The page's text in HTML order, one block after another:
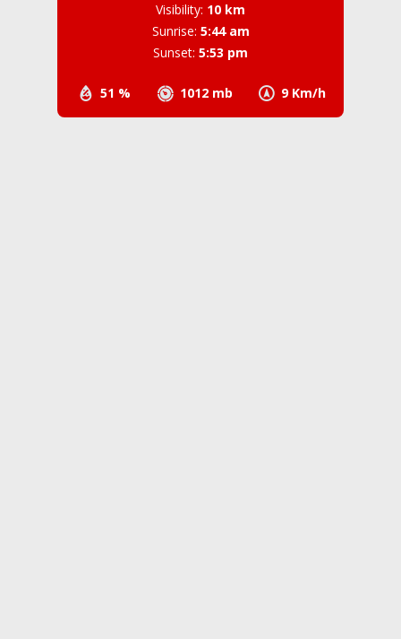
51 % 1012 mb 9 Km/h
Visibility: 10 km
Sunrise: 5:44 am
Sunset: 5:53 pm